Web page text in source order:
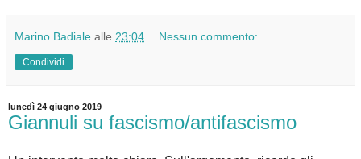
Marino Badiale alle 23:04 Nessun commento:
Condividi
lunedì 24 giugno 2019
Giannuli su fascismo/antifascismo